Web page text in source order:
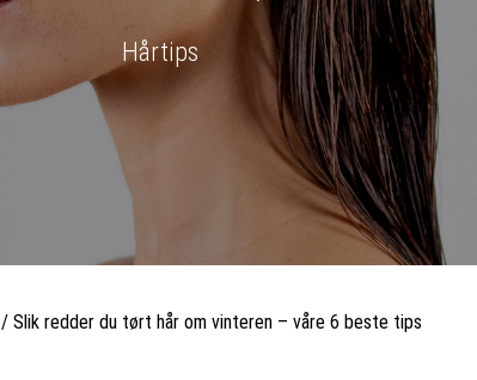
Hårtips
/Slik redder du tørt hår om vinteren – våre 6 beste tips